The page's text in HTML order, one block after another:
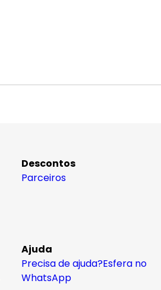
Descontos
Parceiros
Ajuda
Precisa de ajuda?Esfera no
WhatsApp